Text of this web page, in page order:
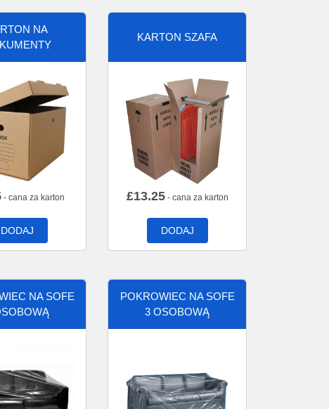
NA
- cana za karton
DODAJ
KARTON SZAFA
£13.25- cana za karton
DODAJ
NA SOFE
POKROWIEC NA SOFE
3 OSOBOWĄ